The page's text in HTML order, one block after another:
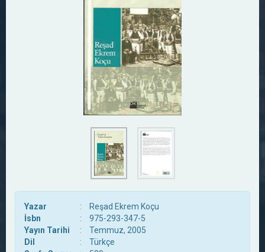
Yazar :
Reşad Ekrem Koçu
İsbn
:
975-293-347-5
Yayın Tarihi
:
Temmuz, 2005
Dil
:
Türkçe